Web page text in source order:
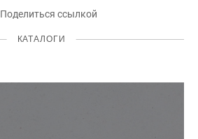
Поделиться ссылкой
КАТАЛОГИ